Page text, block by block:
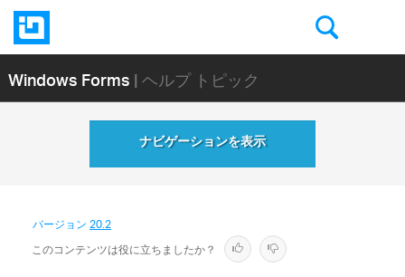
Windows Forms| ヘルプ トピック
ナビゲーションを表示
バージョン20.2
このコンテンツは役に立ちましたか？